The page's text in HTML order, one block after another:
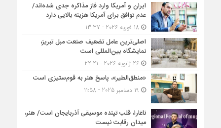
ایران و آمریکا وارد فاز مذاکره جدی شده‌اند/
عدم توافق برای آمریکا هزینه بالایی دارد
اصلی‌ترین عامل تضعیف صنعت مبل تبریز،
نمایشگاه بین‌المللی است
26 ژانویه 2026 - 22:21
«منطق‌الطیر»، پاسخ هنر به قوم‌ستیزی است
ناغارا، قلب تپنده موسیقی آذربایجان است/ هنر،
میدان رقابت نیست